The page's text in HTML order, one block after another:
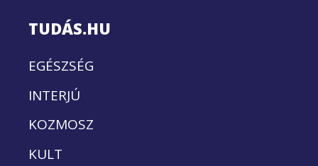
TUDÁS.HU
EGÉSZSÉG
INTERJÚ
KOZMOSZ
KULT